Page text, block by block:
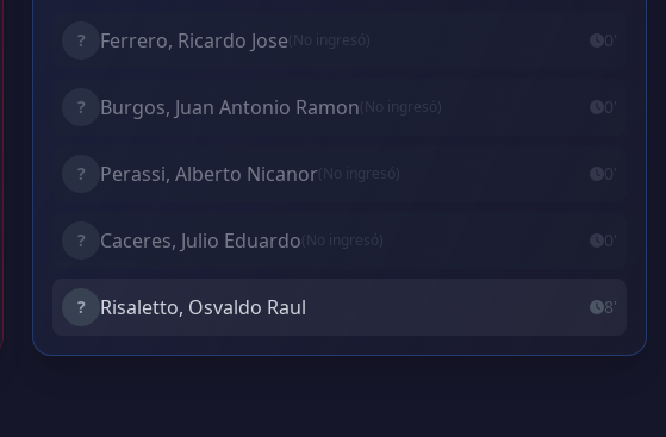
? Ferrero, Ricardo Jose(No ingresó) 0'
? Burgos, Juan Antonio Ramon(No ingresó) 0'
? Perassi, Alberto Nicanor(No ingresó) 0'
? Caceres, Julio Eduardo(No ingresó) 0'
? Risaletto, Osvaldo Raul 8'